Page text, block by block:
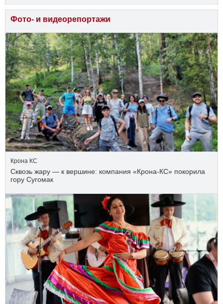
Фото- и видеорепортажи
Крона КС
Сквозь жару — к вершине: компания «Крона‑КС» покорила
гору Сугомак